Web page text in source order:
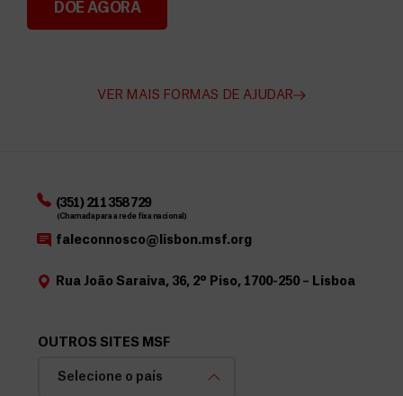
Angarie Fundos para a MSF
DOE AGORA
VER MAIS FORMAS DE AJUDAR
(351) 211 358 729
(Chamada para a rede fixa nacional)
faleconnosco@lisbon.msf.org
Rua João Saraiva, 36, 2º Piso, 1700-250 – Lisboa
OUTROS SITES MSF
Selecione o país